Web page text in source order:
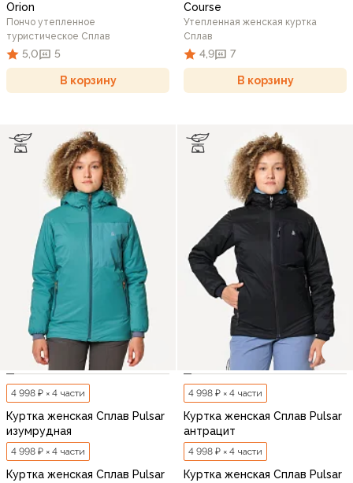
Orion
Пончо утепленное
туристическое Сплав
5,0 5
В корзину
Course
Утепленная женская куртка
Сплав
4,9 7
В корзину
4 998 ₽ × 4 части
Куртка женская Сплав Pulsar
изумрудная
4 998 ₽ × 4 части
Куртка женская Сплав Pulsar
4 998 ₽ × 4 части
Куртка женская Сплав Pulsar
антрацит
4 998 ₽ × 4 части
Куртка женская Сплав Pulsar